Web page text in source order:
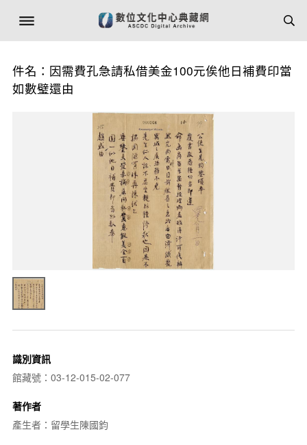
件名：因需費孔急請私借美金100元俟他日補費印當
如數璧還由
識別資訊
館藏號：03-12-015-02-077
著作者
產生者：留學生陳國鈞